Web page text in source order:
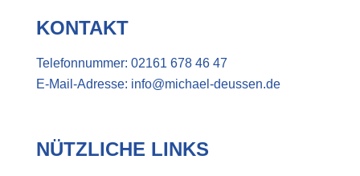
KONTAKT
Telefonnummer: 02161 678 46 47
E-Mail-Adresse: info@michael-deussen.de
NÜTZLICHE LINKS